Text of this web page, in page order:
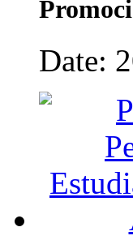
Date: